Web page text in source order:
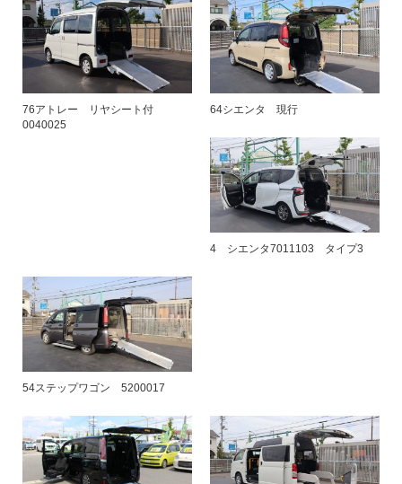
76アトレー リヤシート付
0040025
64シエンタ 現行
4 シエンタ7011103 タイプ3
54ステップワゴン 5200017